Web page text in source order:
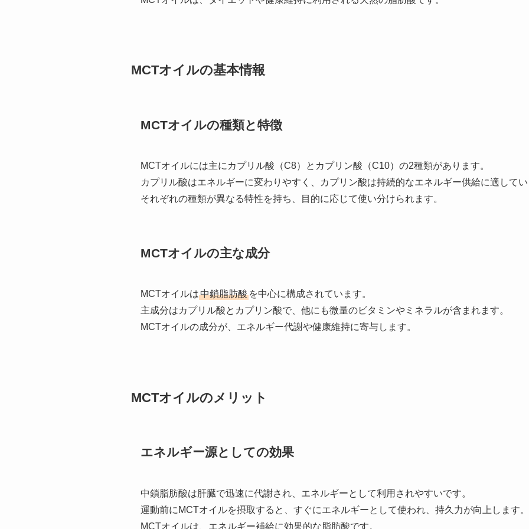
MCTオイルの基本情報
MCTオイルの種類と特徴
MCTオイルには主にカプリル酸（C8）とカプリン酸（C10）の2種類があります。
カプリル酸はエネルギーに変わりやすく、カプリン酸は持続的なエネルギー供給に適して
それぞれの種類が異なる特性を持ち、目的に応じて使い分けられます。
MCTオイルの主な成分
MCTオイルは中鎖脂肪酸 を中心に構成されています。
主成分はカプリル酸とカプリン酸で、他にも微量のビタミンやミネラルが含まれます。
MCTオイルの成分が、エネルギー代謝や健康維持に寄与します。
MCTオイルのメリット
エネルギー源としての効果
中鎖脂肪酸は肝臓で迅速に代謝され、エネルギーとして利用されやすいです。
運動前にMCTオイルを摂取すると、すぐにエネルギーとして使われ、持久力が向上します。
MCTオイルは、エネルギー補給に効果的な脂肪酸です。